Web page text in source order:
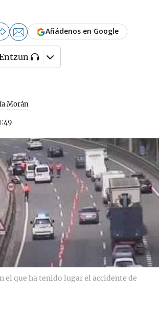
Morán
Añádenos en Google
el que ha tenido lugar el accidente de